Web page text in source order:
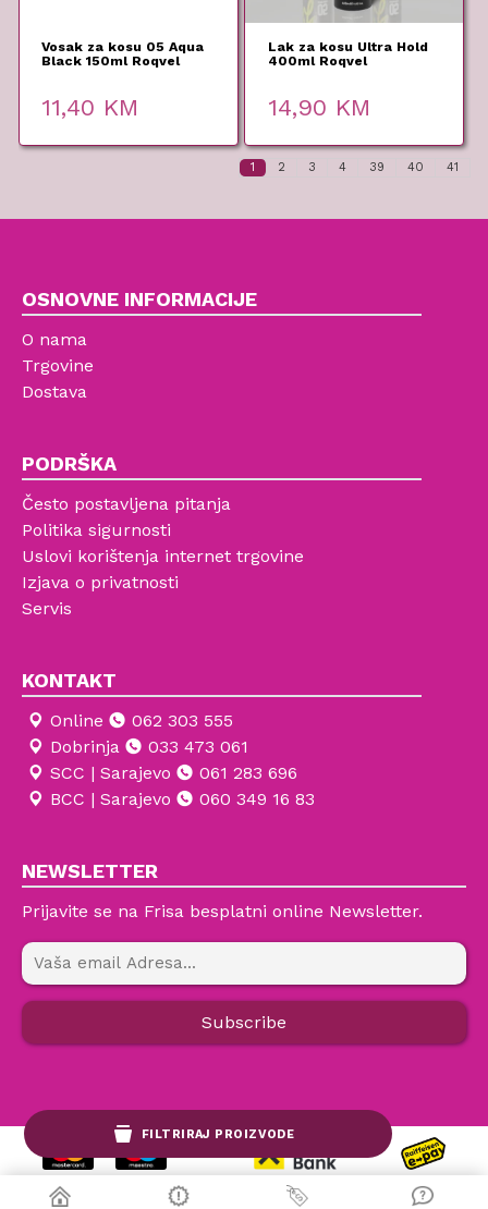
Vosak za kosu 05 Aqua
Black 150ml Roqvel
11,40 KM
Lak za kosu Ultra Hold
400ml Roqvel
14,90 KM
1 2 3 4 39 40 41
FILTRIRAJ PROIZVODE
OSNOVNE INFORMACIJE
O nama
Trgovine
Dostava
PODRŠKA
Često postavljena pitanja
Politika sigurnosti
Uslovi korištenja internet trgovine
Izjava o privatnosti
Servis
KONTAKT
Online
062 303 555
Dobrinja
033 473 061
SCC | Sarajevo
061 283 696
BCC | Sarajevo
060 349 16 83
NEWSLETTER
Prijavite se na Frisa besplatni online Newsletter.